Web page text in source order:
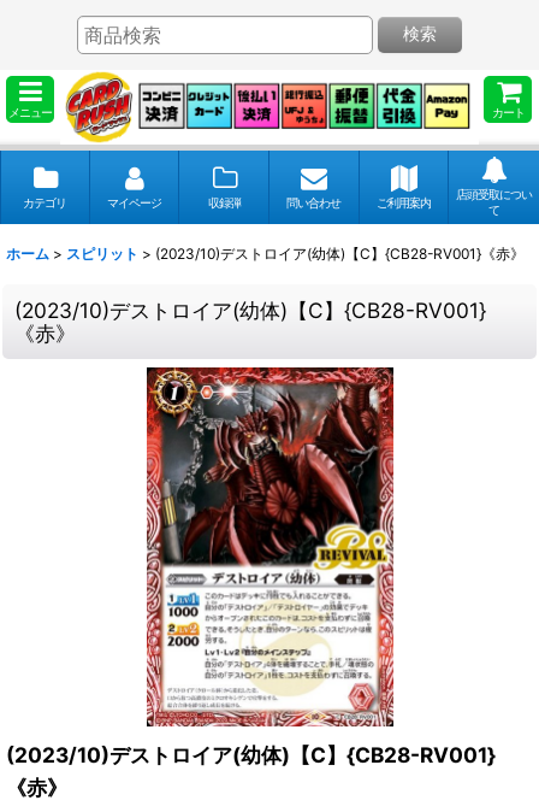
メニュー カート
検索
カテゴリ マイページ 収録弾 問い合わせ ご利用案内
店頭受取につい
て
ホーム > スピリット > (2023/10)デストロイア(幼体)【C】{CB28-RV001}《赤》
(2023/10)デストロイア(幼体)【C】{CB28-RV001}
《赤》
(2023/10)デストロイア(幼体)【C】{CB28-RV001}
《赤》